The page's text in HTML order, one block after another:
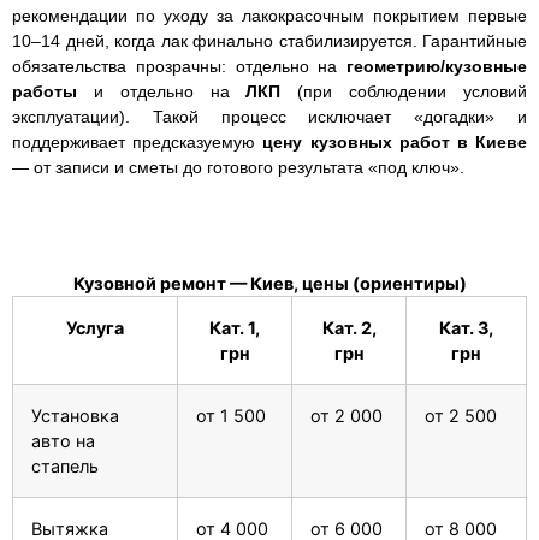
рекомендации по уходу за лакокрасочным покрытием первые
10–14 дней, когда лак финально стабилизируется. Гарантийные
обязательства прозрачны: отдельно на геометрию/кузовные
работы и отдельно наЛКП (при соблюдении условий
эксплуатации). Такой процесс исключает «догадки» и
поддерживает предсказуемую цену кузовных работ в Киеве
— от записи и сметы до готового результата «под ключ».
Кузовной ремонт — Киев, цены (ориентиры)
Услуга
Кат. 1,
грн
Кат. 2,
грн
Кат. 3,
грн
Установка
авто на
стапель
от 1 500 от 2 000 от 2 500
Вытяжка
от 4 000 от 6 000 от 8 000